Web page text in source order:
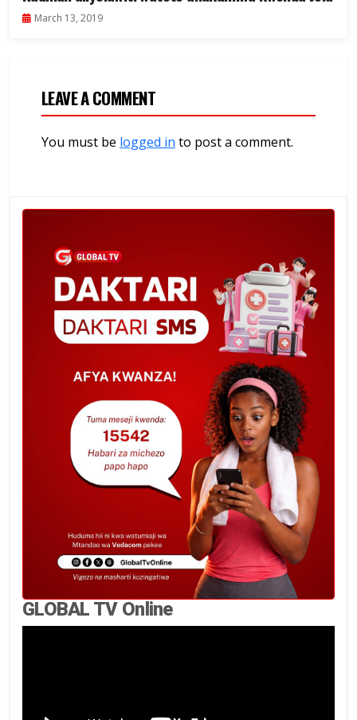
March 13, 2019
LEAVE A COMMENT
You must be logged in to post a comment.
GLOBAL TV Online